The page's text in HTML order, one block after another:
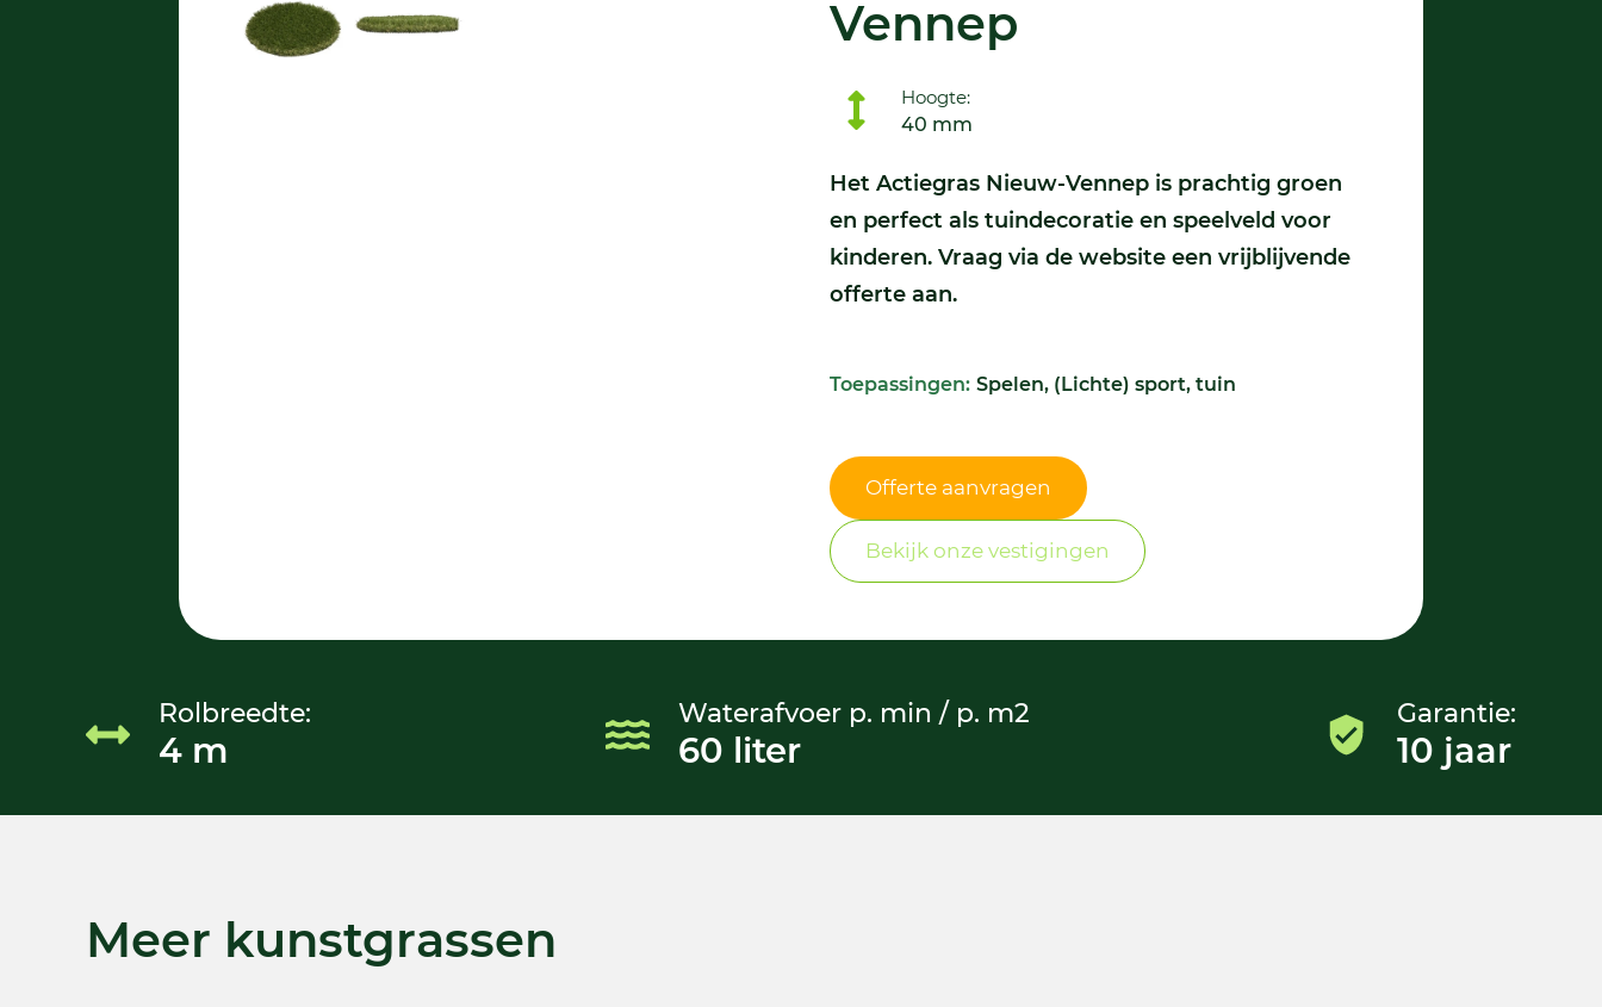
Vennep
Hoogte:
40 mm
Het Actiegras Nieuw-Vennep is prachtig groen
en perfect als tuindecoratie en speelveld voor
kinderen. Vraag via de website een vrijblijvende
offerte aan.
Toepassingen: Spelen, (Lichte) sport, tuin
Offerte aanvragen
Bekijk onze vestigingen
Rolbreedte:
4 m
Waterafvoer p. min / p. m2
60 liter
Garantie:
10 jaar
Meer kunstgrassen